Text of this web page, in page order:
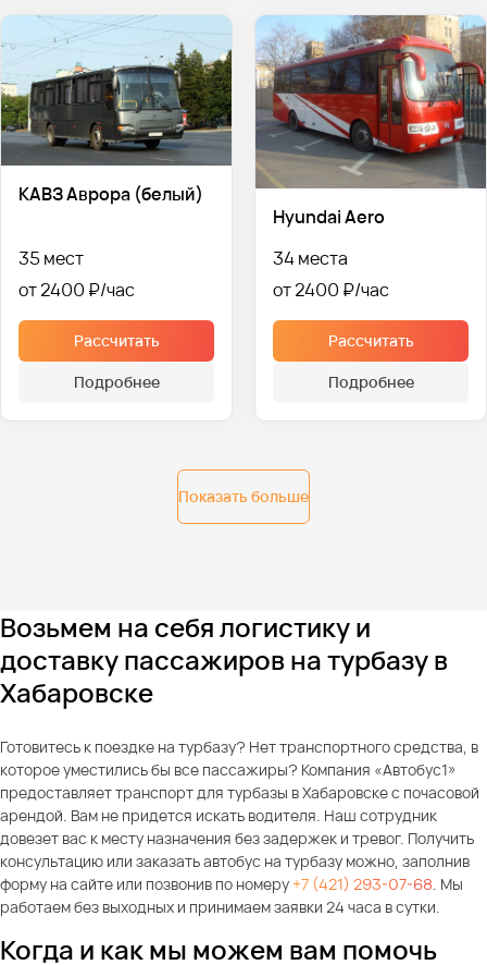
КАВЗ Аврора (белый)
35 мест
от 2400 ₽
Рассчитать
Подробнее
Hyundai Aero
34 места
от 2400 ₽
Рассчитать
Подробнее
Показать больше
Возьмем на себя логистику и
доставку пассажиров на турбазу в
Хабаровске
Готовитесь к поездке на турбазу? Нет транспортного средства, в
которое уместились бы все пассажиры? Компания «Автобус1»
предоставляет транспорт для турбазы в Хабаровске с почасовой
арендой. Вам не придется искать водителя. Наш сотрудник
довезет вас к месту назначения без задержек и тревог. Получить
консультацию или заказать автобус на турбазу можно, заполнив
форму на сайте или позвонив по номеру+7 (421) 293-07-68 . Мы
работаем без выходных и принимаем заявки 24 часа в сутки.
Когда и как мы можем вам помочь